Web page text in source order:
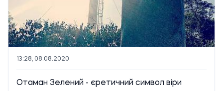
13:28, 08.08.2020
Отаман Зелений - єретичний символ віри